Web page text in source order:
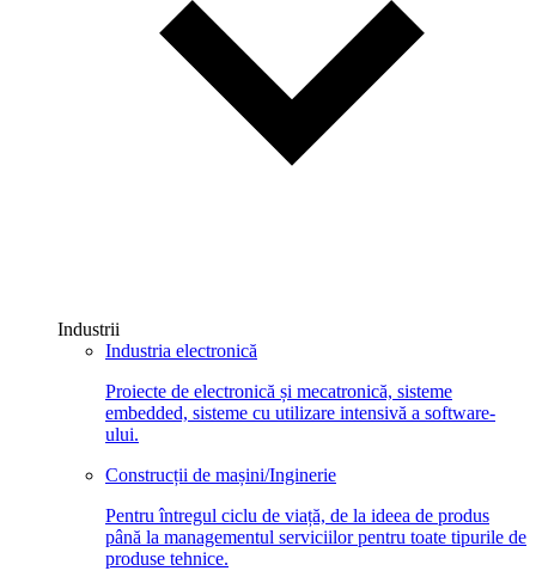
Industrii
Industria electronică
Proiecte de electronică și mecatronică, sisteme
embedded, sisteme cu utilizare intensivă a software-
ului.
Construcții de mașini/Inginerie
Pentru întregul ciclu de viață, de la ideea de produs
până la managementul serviciilor pentru toate tipurile de
produse tehnice.